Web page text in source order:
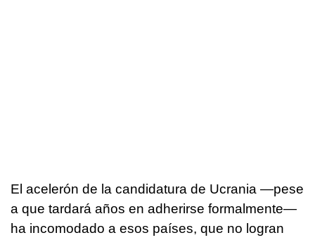
El acelerón de la candidatura de Ucrania —pese
a que tardará años en adherirse formalmente—
ha incomodado a esos países, que no logran